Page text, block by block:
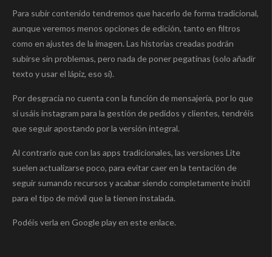
Para subir contenido tendremos que hacerlo de forma tradicional,
aunque veremos menos opciones de edición, tanto en filtros
como en ajustes de la imagen. Las historias creadas podrán
subirse sin problemas, pero nada de poner pegatinas (solo añadir
texto y usar el lápiz, eso sí).
Por desgracia no cuenta con la función de mensajería, por lo que
si usáis instagram para la gestión de pedidos y clientes, tendréis
que seguir apostando por la versión integral.
Al contrario que con las apps tradicionales, las versiones Lite
suelen actualizarse poco, para evitar caer en la tentación de
seguir sumando recursos y acabar siendo completamente inútil
para el tipo de móvil que la tienen instalada.
Podéis verla en Google play en este enlace.